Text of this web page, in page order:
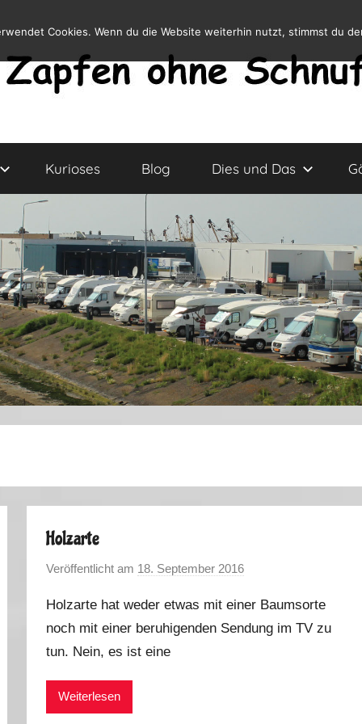
Kurioses Blog Dies und Das
Holzarte
Veröffentlicht am 18. September 2016
n
M
Holzarte hat weder etwas mit einer Baumsorte
noch mit einer beruhigenden Sendung im TV zu
tun. Nein, es ist eine
Weiterlesen
Cookies. Wenn du die Website weiterhin nutzt, stimmst du